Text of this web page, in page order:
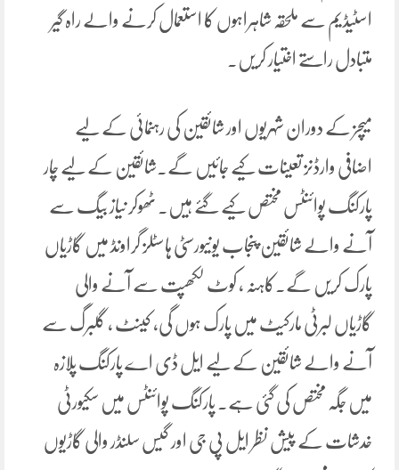
اسٹیڈیم سے ملحقہ شاہراہوں کا استعمال کرنے والے راہ گیر
متبادل راستے اختیار کریں۔
میچز کے دوران شہریوں اور شائقین کی رہنمائی کے لیے
اضافی وارڈنز تعینات کیے جائیں گے۔شائقین کے لیے چار
پارکنگ پوائنٹس مختص کیے گئے ہیں۔ ٹھوکر نیاز بیگ سے
آنے والے شائقین پنجاب یونیورسٹی ہاسٹلز گراونڈ میں گاڑیاں
پارک کریں گے۔کاہنہ ، کوٹ لکھپت سے آنے والی
گاڑیاں لبرٹی مارکیٹ میں پارک ہوں گی، کینٹ ، گلبرگ سے
آنے والے شائقین کے لیے ایل ڈی اے پارکنگ پلازہ
میں جگہ مختص کی گئی ہے۔ پارکنگ پوائنٹس میں سکیورٹی
خدشات کے پیش نظر ایل پی جی اور گیس سلنڈر والی گاڑیوں